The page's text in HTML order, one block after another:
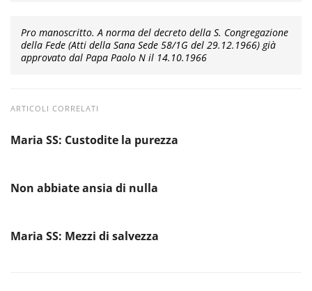
Pro manoscritto. A norma del decreto della S. Congregazione
della Fede (Atti della Sana Sede 58/1G del 29.12.1966) già
approvato dal Papa Paolo N il 14.10.1966
ARTICOLI CORRELATI
Maria SS: Custodite la purezza
Non abbiate ansia di nulla
Maria SS: Mezzi di salvezza